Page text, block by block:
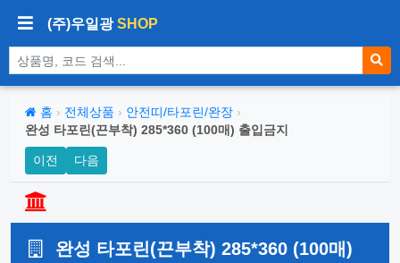
(주)우일광SHOP
상품 검색
홈 › 전체상품 › 안전띠/타포린/완장 ›
완성 타포린(끈부착) 285*360 (100매) 출입금지
이전 다음
완성 타포린(끈부착) 285*360 (100매)